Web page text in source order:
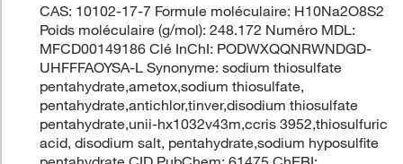
CAS: 10102-17-7 Formule moléculaire: H10Na2O8S2
Poids moléculaire (g/mol): 248.172 Numéro MDL:
MFCD00149186 Clé InChI: PODWXQQNRWNDGD-
UHFFFAOYSA-L Synonyme: sodium thiosulfate
pentahydrate,ametox,sodium thiosulfate,
pentahydrate,antichlor,tinver,disodium thiosulfate
pentahydrate,unii-hx1032v43m,ccris 3952,thiosulfuric
acid, disodium salt, pentahydrate,sodium hyposulfite